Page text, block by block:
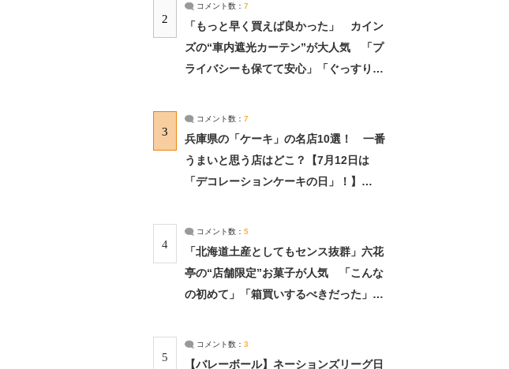
2
コメント数： 7
「もっと早く買えば良かった」 カイン
ズの“車内遮光カーテン”が大人気 「プ
ライバシーも保てて安心」「ぐっすり眠
3
コメント数： 7
兵庫県の「ケーキ」の名店10選！ 一番
うまいと思う店はどこ？【7月12日は
「デコレーションケーキの日」！】
4
コメント数： 5
「北海道土産としてもセンス抜群」六花
亭の“店舗限定”お菓子が人気 「こんな
の初めて」「箱買いするべきだった」
5
コメント数： 3
【バレーボール】ネーションズリーグ日